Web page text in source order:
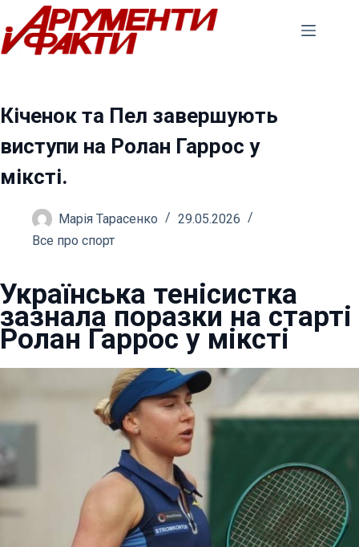
Перейти
до
вмісту
Кіченок та Пел завершують
виступи на Ролан Гаррос у
міксті.
Марія Тарасенко
29.05.2026
Все про спорт
Українська тенісистка
зазнала поразки на старті
Ролан Гаррос у міксті